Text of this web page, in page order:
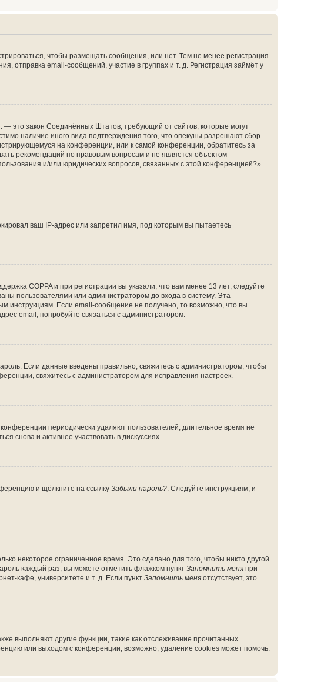
чтобы размещать сообщения, или нет. Тем не менее регистрация
email-сообщений, участие в группах и т. д. Регистрация займёт у
— это закон Соединённых Штатов, требующий от сайтов, которые могут
наличие иного вида подтверждения того, что опекуны разрешают сбор
на конференции, или к самой конференции, обратитесь за
рекомендаций по правовым вопросам и не является объектом
и/или юридических вопросов, связанных с этой конференцией?».
ваш IP-адрес или запретил имя, под которым вы пытаетесь
COPPA и при регистрации вы указали, что вам менее 13 лет, следуйте
пользователями или администратором до входа в систему. Эта
инструкциям. Если email-сообщение не получено, то возможно, что вы
email, попробуйте связаться с администратором.
Если данные введены правильно, свяжитесь с администратором, чтобы
свяжитесь с администратором для исправления настроек.
периодически удаляют пользователей, длительное время не
снова и активнее участвовать в дискуссиях.
и щёлкните на ссылку Забыли пароль?. Следуйте инструкциям, и
некоторое ограниченное время. Это сделано для того, чтобы никто другой
каждый раз, вы можете отметить флажком пункт Запомнить меня при
кафе, университете и т. д. Если пункт Запомнить меня отсутствует, это
выполняют другие функции, такие как отслеживание прочитанных
или выходом с конференции, возможно, удаление cookies может помочь.